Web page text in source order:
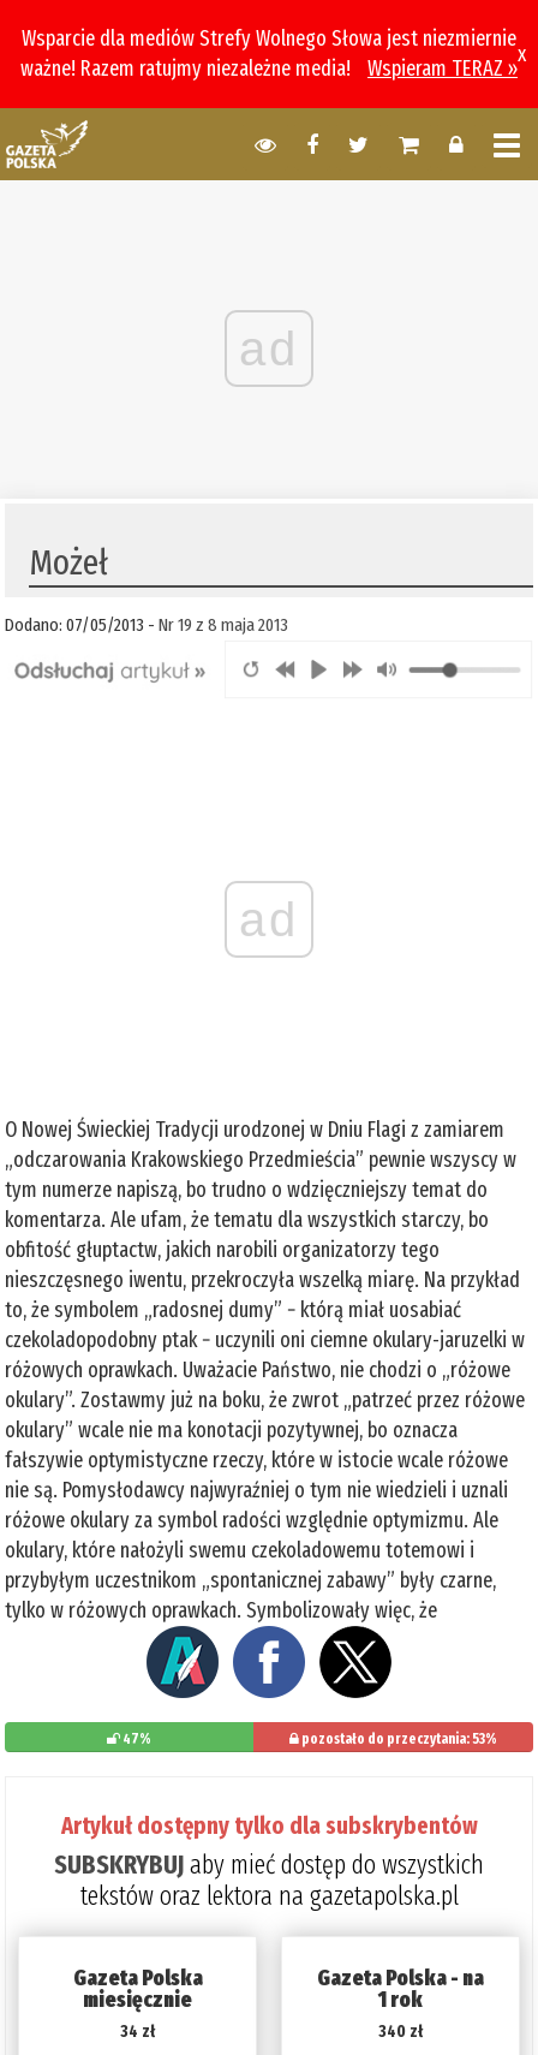
Wsparcie dla mediów Strefy Wolnego Słowa jest niezmiernie
ważne! Razem ratujmy niezależne media!
Wspieram TERAZ »
x
ad
Możeł
Dodano: 07/05/2013 -Nr 19 z 8 maja 2013
ad
O Nowej Świeckiej Tradycji urodzonej w Dniu Flagi z zamiarem
„odczarowania Krakowskiego Przedmieścia” pewnie wszyscy w
tym numerze napiszą, bo trudno o wdzięczniejszy temat do
komentarza. Ale ufam, że tematu dla wszystkich starczy, bo
obfitość głuptactw, jakich narobili organizatorzy tego
nieszczęsnego iwentu, przekroczyła wszelką miarę. Na przykład
to, że symbolem „radosnej dumy” − którą miał uosabiać
czekoladopodobny ptak − uczynili oni ciemne okulary-jaruzelki w
różowych oprawkach. Uważacie Państwo, nie chodzi o „różowe
okulary”. Zostawmy już na boku, że zwrot „patrzeć przez różowe
okulary” wcale nie ma konotacji pozytywnej, bo oznacza
fałszywie optymistyczne rzeczy, które w istocie wcale różowe
nie są. Pomysłodawcy najwyraźniej o tym nie wiedzieli i uznali
różowe okulary za symbol radości względnie optymizmu. Ale
okulary, które nałożyli swemu czekoladowemu totemowi i
przybyłym uczestnikom „spontanicznej zabawy” były czarne,
tylko w różowych oprawkach. Symbolizowały więc, że
47% pozostało do przeczytania: 53%
Artykuł dostępny tylko dla subskrybentów
SUBSKRYBUJaby mieć dostęp do wszystkich
tekstów oraz lektora na gazetapolska.pl
Gazeta Polska
miesięcznie
34 zł
Gazeta Polska - na
1 rok
340 zł